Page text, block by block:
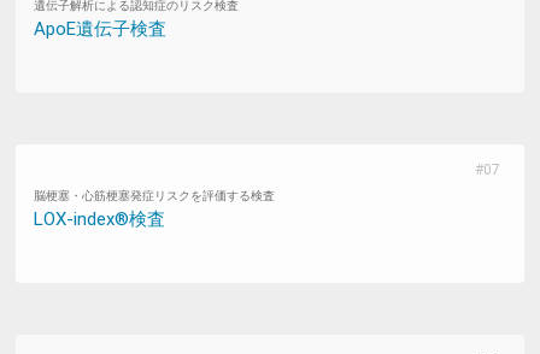
遺伝子解析による認知症のリスク検査
ApoE遺伝子検査
脳梗塞・心筋梗塞発症リスクを評価する検査
LOX-index®検査